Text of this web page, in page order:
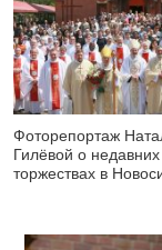
Фоторепортаж
Гилёвой о
торжествах в